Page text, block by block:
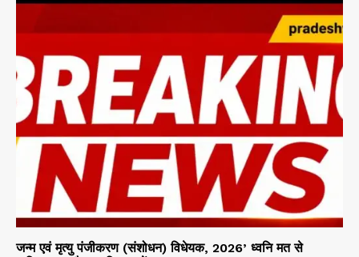
जन्म एवं मृत्यु पंजीकरण (संशोधन) विधेयक, 2026’ ध्वनि मत से